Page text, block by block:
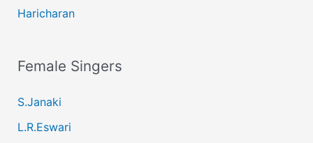
Haricharan
Female Singers
S.Janaki
L.R.Eswari